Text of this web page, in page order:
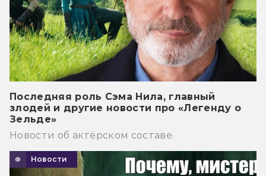
Последняя роль Сэма Нила, главный
злодей и другие новости про «Легенду о
Зельде»
Новости об актёрском составе.
Новости